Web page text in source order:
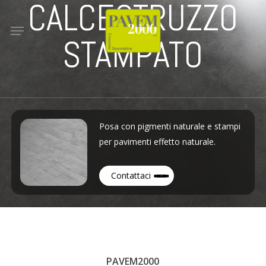
main
MenuCALCESTRUZZO
STAMPATO
Posa con pigmenti naturale e stampi
per pavimenti effetto naturale.
Contattaci
PAVEM2000